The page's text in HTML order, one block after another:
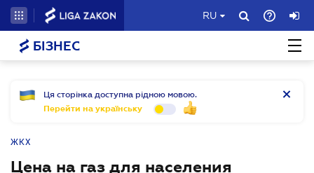
RU
БІЗНЕС
Ця сторінка доступна рідною мовою.
Перейти на українську
ЖКХ
Цена на газ для населения